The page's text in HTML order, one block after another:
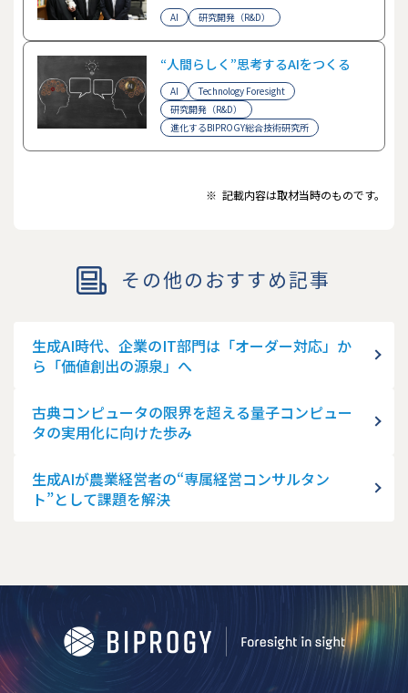
AI 研究開発（R&D）
“人間らしく”思考するAIをつくる
AI
Technology Foresight
研究開発（R&D）
進化するBIPROGY総合技術研究所
※ 記載内容は取材当時のものです。
その他のおすすめ記事
生成AI時代、企業のIT部門は「オーダー対応」か
ら「価値創出の源泉」へ
古典コンピュータの限界を超える量子コンピュー
タの実用化に向けた歩み
生成AIが農業経営者の“専属経営コンサルタン
ト”として課題を解決